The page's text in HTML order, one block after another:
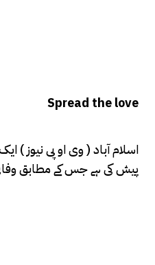
Spread the love
اسلام آباد ( وی او پی نیوز )
پیش کی ہے جس کے مطابق وفاقی دارالحکومت اسلام